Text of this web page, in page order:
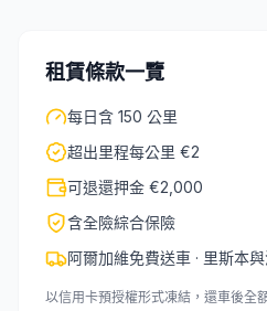
租賃條款一覽
每日含 150 公里
超出里程每公里 €2
可退還押金 €2,000
含全險綜合保險
阿爾加維免費送車 · 里斯本
以信用卡預授權形式凍結，還車後